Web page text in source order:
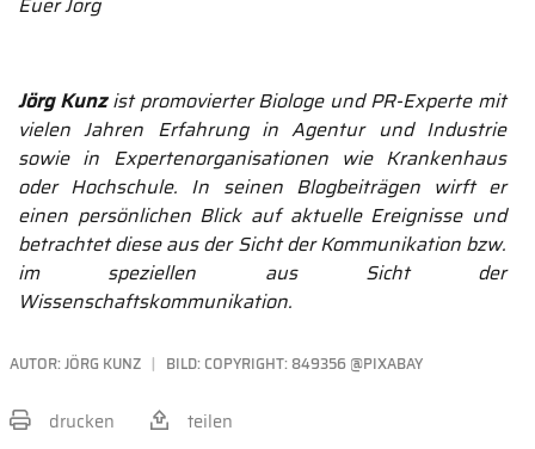
Jörg Kunzist promovierter Biologe und PR-Experte mit
vielen Jahren Erfahrung in Agentur und Industrie
sowie in Expertenorganisationen wie Krankenhaus
oder Hochschule. In seinen Blogbeiträgen wirft er
einen persönlichen Blick auf aktuelle Ereignisse und
betrachtet diese aus der Sicht der Kommunikation bzw.
im speziellen aus Sicht der
Wissenschaftskommunikation.
AUTOR:JÖRG KUNZ BILD: COPYRIGHT: 849356 @PIXABAY
drucken teilen